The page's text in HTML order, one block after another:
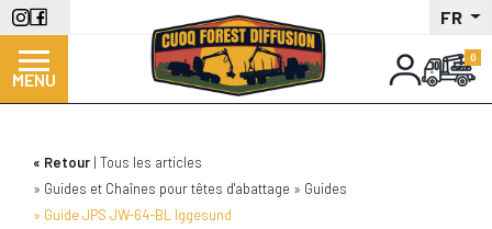
Aller
au
contenu
principal
FR
MENU
Retour Tous les articles
Guides et Chaînes pour têtes d'abattage
Guides
Guide JPS JW-64-BL Iggesund